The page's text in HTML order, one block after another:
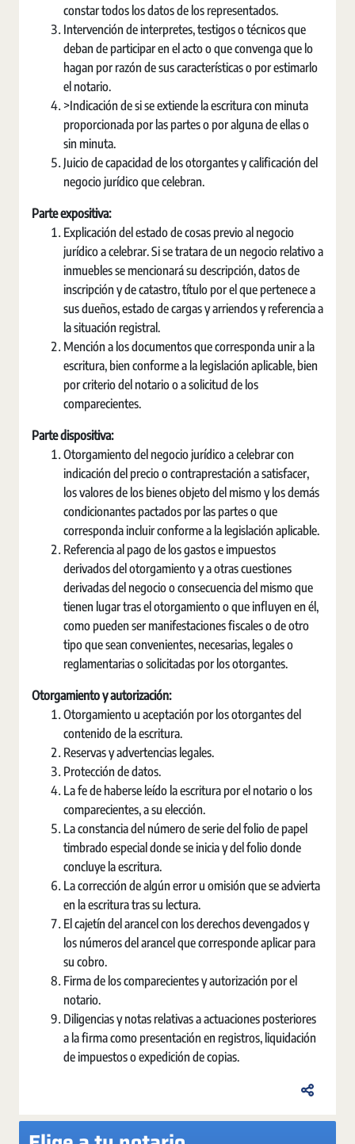
constar todos los datos de los representados.
Intervención de interpretes, testigos o técnicos que
deban de participar en el acto o que convenga que lo
hagan por razón de sus características o por estimarlo
el notario.
>Indicación de si se extiende la escritura con minuta
proporcionada por las partes o por alguna de ellas o
sin minuta.
Juicio de capacidad de los otorgantes y calificación del
negocio jurídico que celebran.
Parte expositiva:
Explicación del estado de cosas previo al negocio
jurídico a celebrar. Si se tratara de un negocio relativo a
inmuebles se mencionará su descripción, datos de
inscripción y de catastro, título por el que pertenece a
sus dueños, estado de cargas y arriendos y referencia a
la situación registral.
Mención a los documentos que corresponda unir a la
escritura, bien conforme a la legislación aplicable, bien
por criterio del notario o a solicitud de los
comparecientes.
Parte dispositiva:
Otorgamiento del negocio jurídico a celebrar con
indicación del precio o contraprestación a satisfacer,
los valores de los bienes objeto del mismo y los demás
condicionantes pactados por las partes o que
corresponda incluir conforme a la legislación aplicable.
Referencia al pago de los gastos e impuestos
derivados del otorgamiento y a otras cuestiones
derivadas del negocio o consecuencia del mismo que
tienen lugar tras el otorgamiento o que influyen en él,
como pueden ser manifestaciones fiscales o de otro
tipo que sean convenientes, necesarias, legales o
reglamentarias o solicitadas por los otorgantes.
Otorgamiento y autorización:
Otorgamiento u aceptación por los otorgantes del
contenido de la escritura.
Reservas y advertencias legales.
Protección de datos.
La fe de haberse leído la escritura por el notario o los
comparecientes, a su elección.
La constancia del número de serie del folio de papel
timbrado especial donde se inicia y del folio donde
concluye la escritura.
La corrección de algún error u omisión que se advierta
en la escritura tras su lectura.
El cajetín del arancel con los derechos devengados y
los números del arancel que corresponde aplicar para
su cobro.
Firma de los comparecientes y autorización por el
notario.
Diligencias y notas relativas a actuaciones posteriores
a la firma como presentación en registros, liquidación
de impuestos o expedición de copias.